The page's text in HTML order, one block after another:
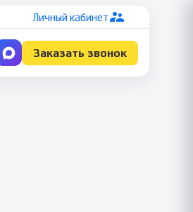
Личный кабинет
Заказать звонок